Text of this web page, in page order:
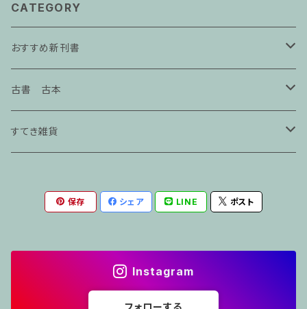
CATEGORY
おすすめ新刊書
エッセイ
本屋の本
サブカル
古書 古本
手芸・クラフト
アートブック
美術展図録
インテリア
すてき雑貨
紙モノ雑貨.
アクセサリー
アクセサリー
保存 シェア LINE ポスト
Instagram
フォローする